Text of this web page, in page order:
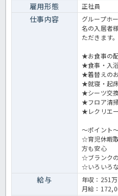
雇用形態 正社員
仕事内容
グループホ
名の入居者
ただきます。
★お食事の
★食事・入
★着替えの
★就寝・起
★シーツ交
★フロア清
★レクリエ
～ポイント
☆育児休暇
方も安心
☆ブランク
☆いろいろ
給与
年収：251
月給：